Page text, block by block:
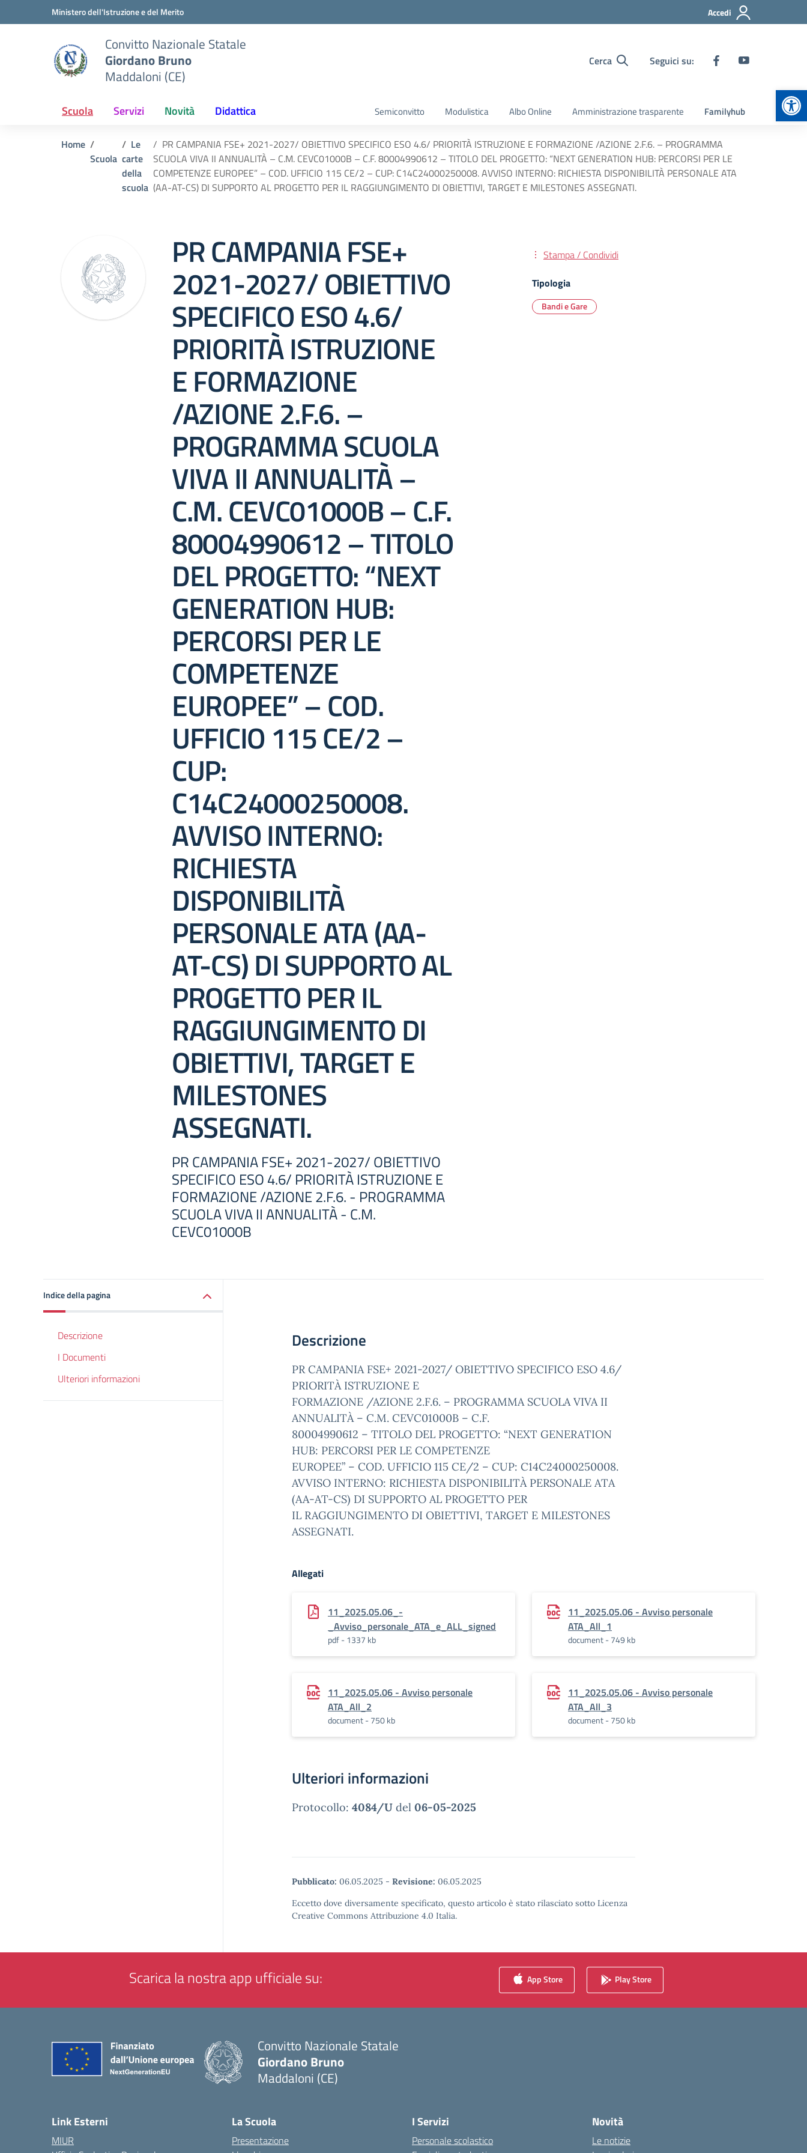
Vai ai contenuti
Vai al menu di navigazioneMinistero dell'Istruzione e del Merito Accedi
Convitto Nazionale Statale
Giordano Bruno
Maddaloni (CE)
Cerca Seguici su:
Scuola Servizi Novità Didattica Semiconvitto Modulistica Albo Online Amministrazione trasparente Familyhub
Home
Scuola
Le
carte
della
scuola
PR CAMPANIA FSE+ 2021-2027/ OBIETTIVO SPECIFICO ESO 4.6/ PRIORITÀ ISTRUZIONE E FORMAZIONE /AZIONE 2.F.6. – PROGRAMMA
SCUOLA VIVA II ANNUALITÀ – C.M. CEVC01000B – C.F. 80004990612 – TITOLO DEL PROGETTO: “NEXT GENERATION HUB: PERCORSI PER LE
COMPETENZE EUROPEE” – COD. UFFICIO 115 CE/2 – CUP: C14C24000250008. AVVISO INTERNO: RICHIESTA DISPONIBILITÀ PERSONALE ATA
(AA-AT-CS) DI SUPPORTO AL PROGETTO PER IL RAGGIUNGIMENTO DI OBIETTIVI, TARGET E MILESTONES ASSEGNATI.
PR CAMPANIA FSE+
2021-2027/ OBIETTIVO
SPECIFICO ESO 4.6/
PRIORITÀ ISTRUZIONE
E FORMAZIONE
/AZIONE 2.F.6. –
PROGRAMMA SCUOLA
VIVA II ANNUALITÀ –
C.M. CEVC01000B – C.F.
80004990612 – TITOLO
DEL PROGETTO: “NEXT
GENERATION HUB:
PERCORSI PER LE
COMPETENZE
EUROPEE” – COD.
UFFICIO 115 CE/2 –
CUP:
C14C24000250008.
AVVISO INTERNO:
RICHIESTA
DISPONIBILITÀ
PERSONALE ATA (AA-
AT-CS) DI SUPPORTO AL
PROGETTO PER IL
RAGGIUNGIMENTO DI
OBIETTIVI, TARGET E
MILESTONES
ASSEGNATI.
PR CAMPANIA FSE+ 2021-2027/ OBIETTIVO
SPECIFICO ESO 4.6/ PRIORITÀ ISTRUZIONE E
FORMAZIONE /AZIONE 2.F.6. - PROGRAMMA
SCUOLA VIVA II ANNUALITÀ - C.M.
CEVC01000B
Stampa / Condividi
Tipologia
Bandi e Gare
Indice della pagina
Descrizione
I Documenti
Ulteriori informazioni
Descrizione
PR CAMPANIA FSE+ 2021-2027/ OBIETTIVO SPECIFICO ESO 4.6/
PRIORITÀ ISTRUZIONE E
FORMAZIONE /AZIONE 2.F.6. – PROGRAMMA SCUOLA VIVA II
ANNUALITÀ – C.M. CEVC01000B – C.F.
80004990612 – TITOLO DEL PROGETTO: “NEXT GENERATION
HUB: PERCORSI PER LE COMPETENZE
EUROPEE” – COD. UFFICIO 115 CE/2 – CUP: C14C24000250008.
AVVISO INTERNO: RICHIESTA DISPONIBILITÀ PERSONALE ATA
(AA-AT-CS) DI SUPPORTO AL PROGETTO PER
IL RAGGIUNGIMENTO DI OBIETTIVI, TARGET E MILESTONES
ASSEGNATI.
Allegati
11_2025.05.06_-
_Avviso_personale_ATA_e_ALL_signed
pdf - 1337 kb
11_2025.05.06 - Avviso personale
ATA_All_1
document - 749 kb
11_2025.05.06 - Avviso personale
ATA_All_2
document - 750 kb
11_2025.05.06 - Avviso personale
ATA_All_3
document - 750 kb
Ulteriori informazioni
Protocollo: 4084/U del 06-05-2025
Pubblicato: 06.05.2025 - Revisione: 06.05.2025
Eccetto dove diversamente specificato, questo articolo è stato rilasciato sotto Licenza
Creative Commons Attribuzione 4.0 Italia.
Scarica la nostra app ufficiale su: App Store Play Store
Convitto Nazionale Statale
Giordano Bruno
Maddaloni (CE)
Link Esterni
MIUR
La Scuola
Presentazione
I Servizi
Personale scolastico
Novità
Le notizie